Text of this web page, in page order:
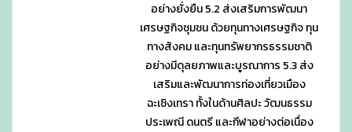
อย่างยั่งยืน 5.2 ส่งเสริมการพัฒนา
เศรษฐกิจชุมชน ด้วยทุนทางเศรษฐกิจ ทุน
ทางสังคม และทุนทรัพยากรธรรมชาติ
อย่างมีดุลยภาพและบูรณาการ 5.3 ส่ง
เสริมและพัฒนาการท่องเที่ยวเมือง
ฉะเชิงเทรา ทั้งในด้านศิลปะ วัฒนธรรม
ประเพณี ดนตรี และกีฬาอย่างต่อเนื่อง